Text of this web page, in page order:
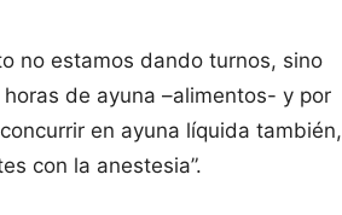
no estamos dando turnos, sino
de ayuna –alimentos- y por
en ayuna líquida también,
con la anestesia”.